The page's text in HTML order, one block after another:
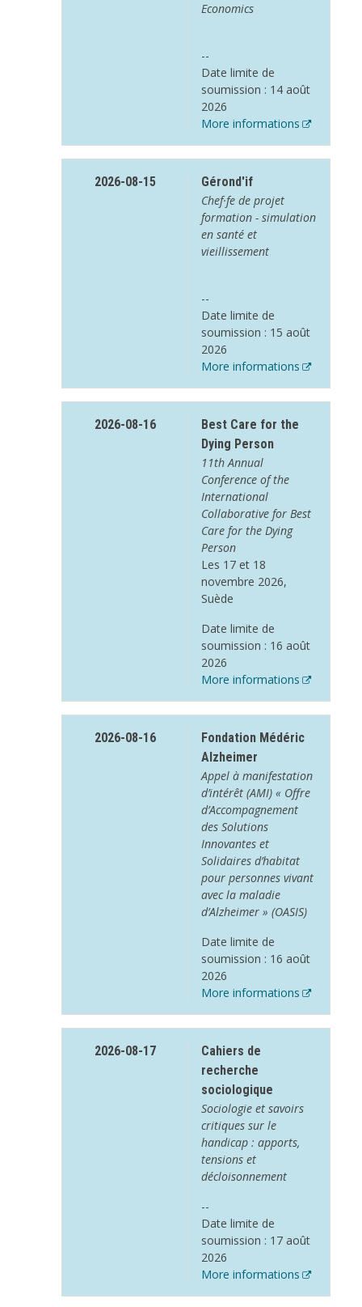
Economics
--
Date limite de
soumission : 14 août
2026
More informations
2026-08-15
Gérond'if
Chef·fe de projet
formation - simulation
en santé et
vieillissement
--
Date limite de
soumission : 15 août
2026
More informations
2026-08-16
Best Care for the
Dying Person
11th Annual
Conference of the
International
Collaborative for Best
Care for the Dying
Person
Les 17 et 18
novembre 2026,
Suède
Date limite de
soumission : 16 août
2026
More informations
2026-08-16
Fondation Médéric
Alzheimer
Appel à manifestation
d’intérêt (AMI) « Offre
d’Accompagnement
des Solutions
Innovantes et
Solidaires d’habitat
pour personnes vivant
avec la maladie
d’Alzheimer » (OASIS)
Date limite de
soumission : 16 août
2026
More informations
2026-08-17
Cahiers de
recherche
sociologique
Sociologie et savoirs
critiques sur le
handicap : apports,
tensions et
décloisonnement
--
Date limite de
soumission : 17 août
2026
More informations